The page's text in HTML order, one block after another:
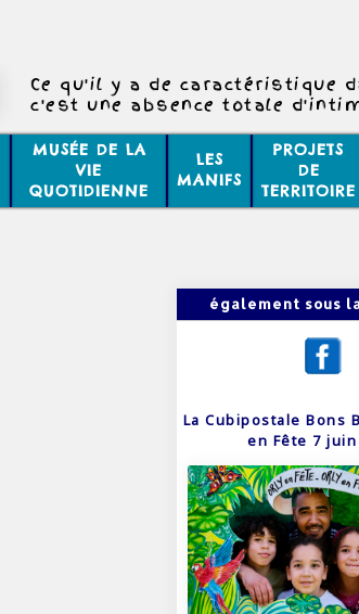
Ce qu'il y a de caractéristique
c'est une absence totale
l'éternité une absence totale
MUSÉE DE LA
VIE
QUOTIDIENNE
LES
MANIFS
PROJETS
DE
TERRITOIRE
également sous
La Cubipostale Bons
en Fête 7 juin